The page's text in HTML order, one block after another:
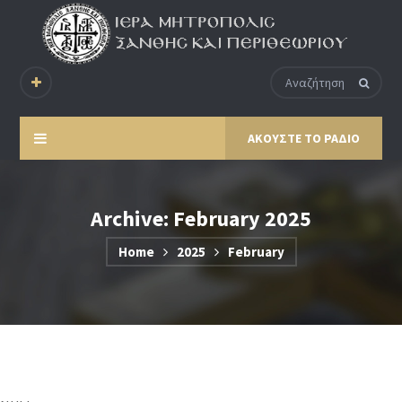
ΑΚΟΥΣΤΕ ΤΟ ΡΑΔΙΟ
Archive: February 2025
Home 2025 February